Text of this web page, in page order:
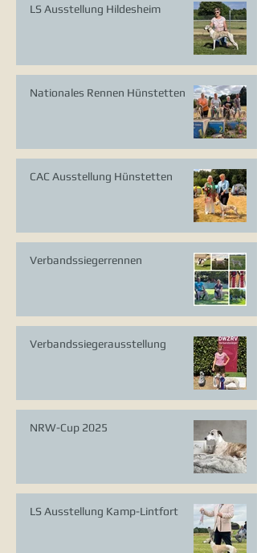
LS Ausstellung Hildesheim
Nationales Rennen Hünstetten
CAC Ausstellung Hünstetten
Verbandssiegerrennen
Verbandssiegerausstellung
NRW-Cup 2025
LS Ausstellung Kamp-Lintfort